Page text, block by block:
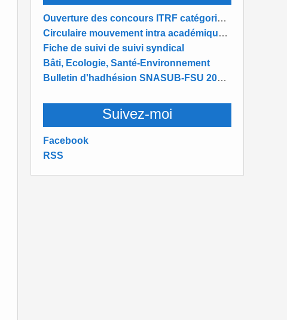
Ouverture des concours ITRF catégorie B et C académie de REIMS 2026
Circulaire mouvement intra académique 2025-2026
Fiche de suivi de suivi syndical
Bâti, Ecologie, Santé-Environnement
Bulletin d'hadhésion SNASUB-FSU 2025-2026
Suivez-moi
Facebook
RSS